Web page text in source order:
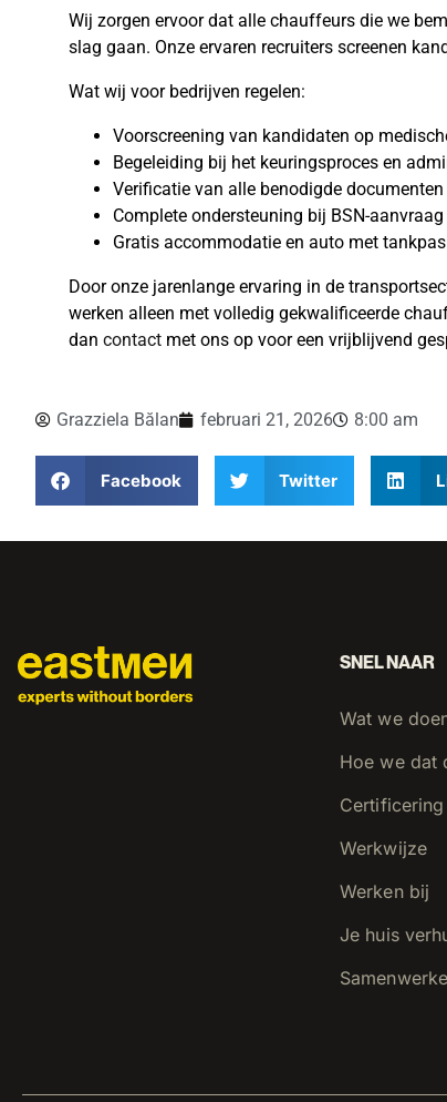
Wij zorgen ervoor dat alle chauffeurs die we
slag gaan. Onze ervaren recruiters screenen
Wat wij voor bedrijven regelen:
Voorscreening van kandidaten op
Begeleiding bij het keuringsproces en
Verificatie van alle benodigde
Complete ondersteuning bij BSN-
Gratis accommodatie en auto met
Door onze jarenlange ervaring in de
werken alleen met volledig gekwalificeerde
dan contact met ons op voor een vrijblijvend
Grazziela Bălan februari 21, 2026 8:00 am
Facebook Twitter
SNEL NAAR
Wat we
Hoe we dat
Certificering
Werkwijze
Werken bij
Je huis